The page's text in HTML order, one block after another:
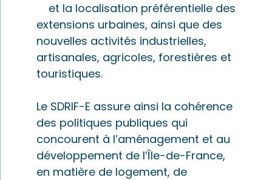
et la localisation préférentielle des
extensions urbaines, ainsi que des
nouvelles activités industrielles,
artisanales, agricoles, forestières et
touristiques.
Le SDRIF-E assure ainsi la cohérence
des politiques publiques qui
concourent à l’aménagement et au
développement de l’Île-de-France,
en matière de logement, de